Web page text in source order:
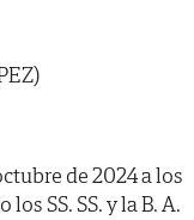
de 2024 a los
SS. SS. y la B. A.